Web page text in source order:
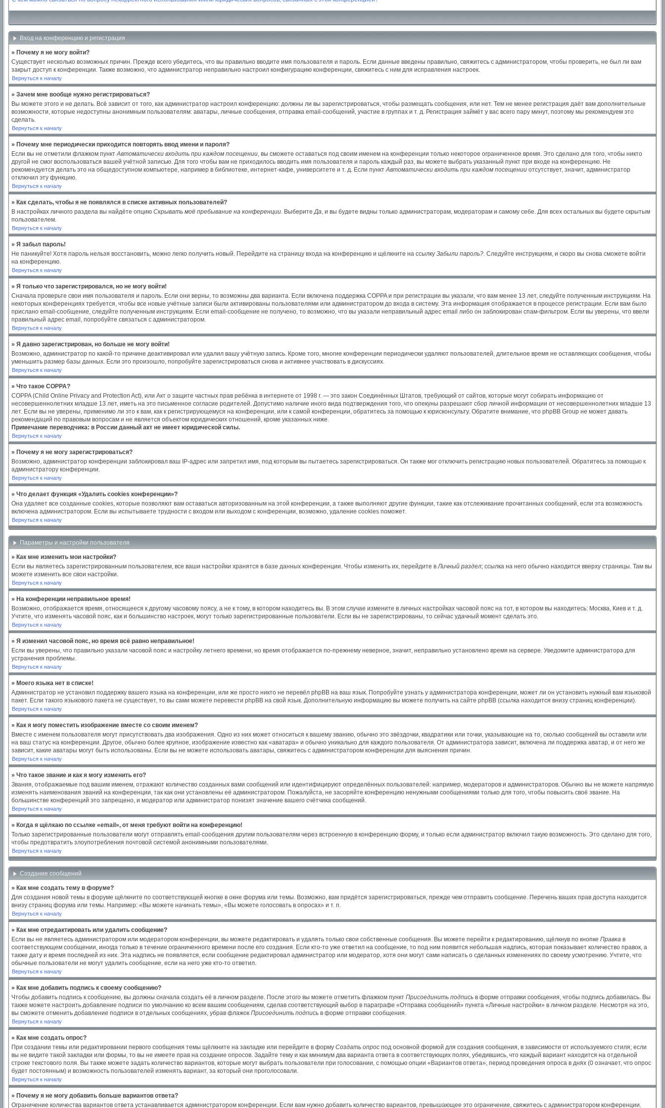
Вход на конференцию и регистрация
» Почему я не могу войти?
Существует несколько возможных причин. Прежде всего убедитесь, что вы правильно вводите имя пользователя и пароль. Если данные введены правильно, свяжитесь с администратором, чтобы проверить, не был ли вам
закрыт доступ к конференции. Также возможно, что администратор неправильно настроил конфигурацию конференции, свяжитесь с ним для исправления настроек.
Вернуться к началу
» Зачем мне вообще нужно регистрироваться?
Вы можете этого и не делать. Всё зависит от того, как администратор настроил конференцию: должны ли вы зарегистрироваться, чтобы размещать сообщения, или нет. Тем не менее регистрация даёт вам дополнительные
возможности, которые недоступны анонимным пользователям: аватары, личные сообщения, отправка email-сообщений, участие в группах и т. д. Регистрация займёт у вас всего пару минут, поэтому мы рекомендуем это
сделать.
Вернуться к началу
» Почему мне периодически приходится повторять ввод имени и пароля?
Если вы не отметили флажком пунктАвтоматически входить при каждом посещении, вы сможете оставаться под своим именем на конференции только некоторое ограниченное время. Это сделано для того, чтобы никто
другой не смог воспользоваться вашей учётной записью. Для того чтобы вам не приходилось вводить имя пользователя и пароль каждый раз, вы можете выбрать указанный пункт при входе на конференцию. Не
рекомендуется делать это на общедоступном компьютере, например в библиотеке, интернет-кафе, университете и т. д. Если пунктАвтоматически входить при каждом посещении отсутствует, значит, администратор
отключил эту функцию.
Вернуться к началу
» Как сделать, чтобы я не появлялся в списке активных пользователей?
В настройках личного раздела вы найдёте опцию Скрывать моё пребывание на конференции. ВыберитеДа, и вы будете видны только администраторам, модераторам и самому себе. Для всех остальных вы будете скрытым
пользователем.
Вернуться к началу
» Я забыл пароль!
Не паникуйте! Хотя пароль нельзя восстановить, можно легко получить новый. Перейдите на страницу входа на конференцию и щёлкните на ссылку Забыли пароль?. Следуйте инструкциям, и скоро вы снова сможете войти
на конференцию.
Вернуться к началу
» Я только что зарегистрировался, но не могу войти!
Сначала проверьте свои имя пользователя и пароль. Если они верны, то возможны два варианта. Если включена поддержка COPPA и при регистрации вы указали, что вам менее 13 лет, следуйте полученным инструкциям. На
некоторых конференциях требуется, чтобы все новые учётные записи были активированы пользователями или администратором до входа в систему. Эта информация отображается в процессе регистрации. Если вам было
прислано email-сообщение, следуйте полученным инструкциям. Если email-сообщение не получено, то возможно, что вы указали неправильный адрес email либо он заблокирован спам-фильтром. Если вы уверены, что ввели
правильный адрес email, попробуйте связаться с администратором.
Вернуться к началу
» Я давно зарегистрирован, но больше не могу войти!
Возможно, администратор по какой-то причине деактивировал или удалил вашу учётную запись. Кроме того, многие конференции периодически удаляют пользователей, длительное время не оставляющих сообщения, чтобы
уменьшить размер базы данных. Если это произошло, попробуйте зарегистрироваться снова и активнее участвовать в дискуссиях.
Вернуться к началу
» Что такое COPPA?
COPPA (Child Online Privacy and Protection Act), или Акт о защите частных прав ребёнка в интернете от 1998 г. — это закон Соединённых Штатов, требующий от сайтов, которые могут собирать информацию от
несовершеннолетних младше 13 лет, иметь на это письменное согласие родителей. Допустимо наличие иного вида подтверждения того, что опекуны разрешают сбор личной информации от несовершеннолетних младше 13
лет. Если вы не уверены, применимо ли это к вам, как к регистрирующемуся на конференции, или к самой конференции, обратитесь за помощью к юрисконсульту. Обратите внимание, что phpBB Group не может давать
рекомендаций по правовым вопросам и не является объектом юридических отношений, кроме указанных ниже.
Примечание переводчика: в России данный акт не имеет юридической силы.
Вернуться к началу
» Почему я не могу зарегистрироваться?
Возможно, администратор конференции заблокировал ваш IP-адрес или запретил имя, под которым вы пытаетесь зарегистрироваться. Он также мог отключить регистрацию новых пользователей. Обратитесь за помощью к
администратору конференции.
Вернуться к началу
» Что делает функция «Удалить cookies конференции»?
Она удаляет все созданные cookies, которые позволяют вам оставаться авторизованным на этой конференции, а также выполняют другие функции, такие как отслеживание прочитанных сообщений, если эта возможность
включена администратором. Если вы испытываете трудности с входом или выходом с конференции, возможно, удаление cookies поможет.
Вернуться к началу
Параметры и настройки пользователя
» Как мне изменить мои настройки?
Если вы являетесь зарегистрированным пользователем, все ваши настройки хранятся в базе данных конференции. Чтобы изменить их, перейдите вЛичный раздел; ссылка на него обычно находится вверху страницы. Там вы
можете изменить все свои настройки.
Вернуться к началу
» На конференции неправильное время!
Возможно, отображается время, относящееся к другому часовому поясу, а не к тому, в котором находитесь вы. В этом случае измените в личных настройках часовой пояс на тот, в котором вы находитесь: Москва, Киев и т. д.
Учтите, что изменять часовой пояс, как и большинство настроек, могут только зарегистрированные пользователи. Если вы не зарегистрированы, то сейчас удачный момент сделать это.
Вернуться к началу
» Я изменил часовой пояс, но время всё равно неправильное!
Если вы уверены, что правильно указали часовой пояс и настройку летнего времени, но время отображается по-прежнему неверное, значит, неправильно установлено время на сервере. Уведомите администратора для
устранения проблемы.
Вернуться к началу
» Моего языка нет в списке!
Администратор не установил поддержку вашего языка на конференции, или же просто никто не перевёл phpBB на ваш язык. Попробуйте узнать у администратора конференции, может ли он установить нужный вам языковой
пакет. Если такого языкового пакета не существует, то вы сами можете перевести phpBB на свой язык. Дополнительную информацию вы можете получить на сайте phpBB (ссылка находится внизу страниц конференции).
Вернуться к началу
» Как я могу поместить изображение вместе со своим именем?
Вместе с именем пользователя могут присутствовать два изображения. Одно из них может относиться к вашему званию, обычно это звёздочки, квадратики или точки, указывающие на то, сколько сообщений вы оставили или
на ваш статус на конференции. Другое, обычно более крупное, изображение известно как «аватара» и обычно уникально для каждого пользователя. От администратора зависит, включена ли поддержка аватар, и от него же
зависит, какие аватары могут быть использованы. Если вы не можете использовать аватары, свяжитесь с администратором конференции для выяснения причин.
Вернуться к началу
» Что такое звание и как я могу изменить его?
Звания, отображаемые под вашим именем, отражают количество созданных вами сообщений или идентифицируют определённых пользователей: например, модераторов и администраторов. Обычно вы не можете напрямую
изменять наименования званий на конференции, так как они установлены её администратором. Пожалуйста, не засоряйте конференцию ненужными сообщениями только для того, чтобы повысить своё звание. На
большинстве конференций это запрещено, и модератор или администратор понизят значение вашего счётчика сообщений.
Вернуться к началу
» Когда я щёлкаю по ссылке «email», от меня требуют войти на конференцию!
Только зарегистрированные пользователи могут отправлять email-сообщения другим пользователям через встроенную в конференцию форму, и только если администратор включил такую возможность. Это сделано для того,
чтобы предотвратить злоупотребления почтовой системой анонимными пользователями.
Вернуться к началу
Создание сообщений
» Как мне создать тему в форуме?
Для создания новой темы в форуме щёлкните по соответствующей кнопке в окне форума или темы. Возможно, вам придётся зарегистрироваться, прежде чем отправить сообщение. Перечень ваших прав доступа находится
внизу страниц форума или темы. Например: «Вы можете начинать темы», «Вы можете голосовать в опросах» и т. п.
Вернуться к началу
» Как мне отредактировать или удалить сообщение?
Если вы не являетесь администратором или модератором конференции, вы можете редактировать и удалять только свои собственные сообщения. Вы можете перейти к редактированию, щёлкнув по кнопке Правка в
соответствующем сообщении, иногда только в течение ограниченного времени после его создания. Если кто-то уже ответил на сообщение, то под ним появится небольшая надпись, которая показывает количество правок, а
также дату и время последней из них. Эта надпись не появляется, если сообщение редактировал администратор или модератор, хотя они могут сами написать о сделанных изменениях по своему усмотрению. Учтите, что
обычные пользователи не могут удалить сообщение, если на него уже кто-то ответил.
Вернуться к началу
» Как мне добавить подпись к своему сообщению?
Чтобы добавить подпись к сообщению, вы должны сначала создать её в личном разделе. После этого вы можете отметить флажком пункт Присоединить подпись в форме отправки сообщения, чтобы подпись добавилась. Вы
также можете настроить добавление подписи по умолчанию ко всем вашим сообщениям, сделав соответствующий выбор в параграфе «Отправка сообщений» пункта «Личные настройки» в личном разделе. Несмотря на это,
вы сможете отменить добавление подписи в отдельных сообщениях, убрав флажок Присоединить подпись в форме отправки сообщения.
Вернуться к началу
» Как мне создать опрос?
При создании темы или редактировании первого сообщения темы щёлкните на закладке или перейдите в форму Создать опрос под основной формой для создания сообщения, в зависимости от используемого стиля; если
вы не видите такой закладки или формы, то вы не имеете прав на создание опросов. Задайте тему и как минимум два варианта ответа в соответствующих полях, убедившись, что каждый вариант находится на отдельной
строке текстового поля. Вы также можете задать количество вариантов, которые могут выбрать пользователи при голосовании, с помощью опции «Вариантов ответа», период проведения опроса в днях (0 означает, что опрос
будет постоянным) и возможность пользователей изменять вариант, за который они проголосовали.
Вернуться к началу
» Почему я не могу добавить больше вариантов ответа?
Ограничение количества вариантов ответа устанавливается администратором конференции. Если вам нужно добавить количество вариантов, превышающее это ограничение, свяжитесь с администратором конференции.